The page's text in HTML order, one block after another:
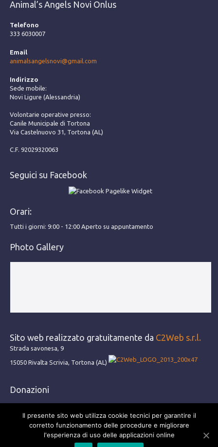
Animal’s Angels Novi Onlus
Telefono
333 6030007
Email
animalsangelsnovi@gmail.com
Indirizzo
Sede mobile:
Novi Ligure (Alessandria)
Volontarie operative presso:
Canile Municipale di Tortona
Via Castelnuovo 31, Tortona (AL)
C.F. 92029320063
Seguici su Facebook
Orari:
Tutti i giorni: 9:00 - 12:00 Aperto su appuntamento
Photo Gallery
Sito web realizzato gratuitamente da C2Web s.r.l.
Strada savonesa, 9
15050 Rivalta Scrivia, Tortona (AL)
Donazioni
Coolbeez
Il presente sito web utilizza cookie tecnici per garantire il
corretto funzionamento delle procedure e migliorare
l'esperienza di uso delle applicazioni online